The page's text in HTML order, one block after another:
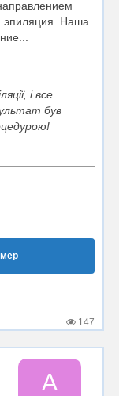
эпиляция. Наша
і все
був
147
A